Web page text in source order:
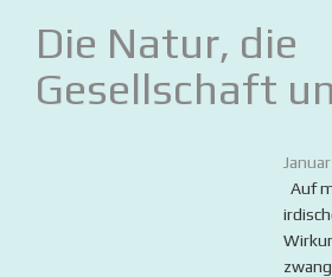
Die Natur, die
Gesellschaft
Auf